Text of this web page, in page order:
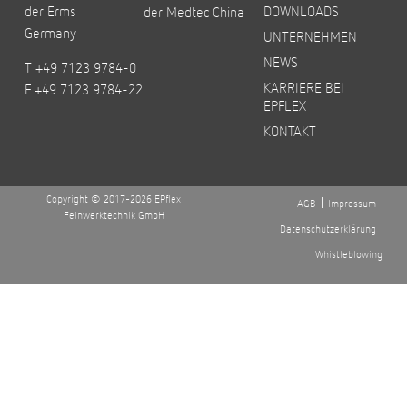
der Erms
Germany
T +49 7123 9784-0
F +49 7123 9784-22
der Medtec China
DOWNLOADS
UNTERNEHMEN
NEWS
KARRIERE BEI
EPFLEX
KONTAKT
Copyright © 2017-2026 EPflex
Feinwerktechnik GmbH
AGB
Impressum
Datenschutzerklärung
Whistleblowing